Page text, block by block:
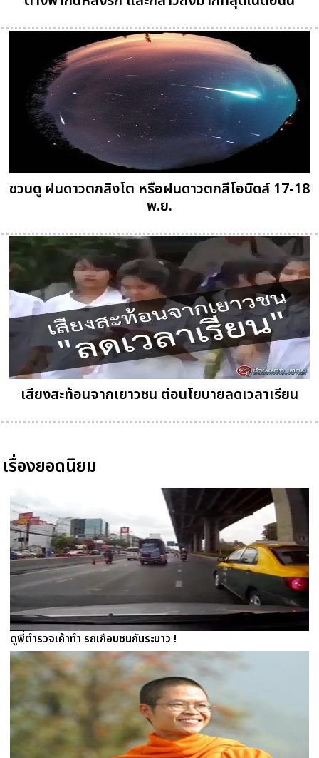
ชวนดู ฝนดาวตกสิงโต หรือฝนดาวตกลีโอนิดส์ 17-18
พ.ย.
เสียงสะท้อนจากเยาวชน ต่อนโยบายลดเวลาเรียน
เรื่องยอดนิยม
ดูพี่ตำรวจเค้าทำ รถเกือบชนกันระนาว !